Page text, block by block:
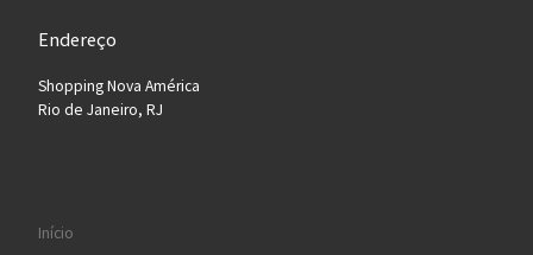
Endereço
Shopping Nova América
Rio de Janeiro, RJ
Início